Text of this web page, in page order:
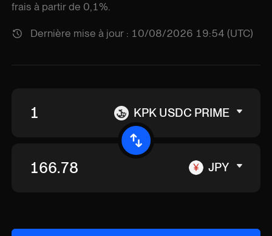
frais à partir de 0,1%.
Dernière mise à jour : 10/08/2026 19:54 (UTC)
KPK USDC PRIME
JPY